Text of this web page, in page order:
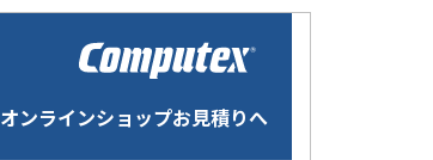
オンラインショップお見積りへ